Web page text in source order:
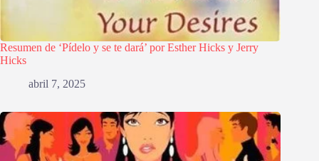
Resumen de ‘Pídelo y se te dará’ por Esther Hicks y Jerry
Hicks
abril 7, 2025